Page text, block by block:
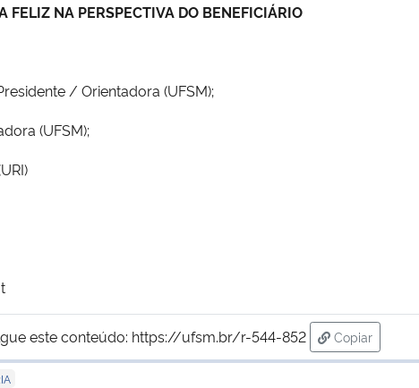
FELIZ NA PERSPECTIVA DO BENEFICIÁRIO
/ Orientadora (UFSM);
(UFSM);
este conteúdo: https://ufsm.br/r-544-852
Copiar
para área